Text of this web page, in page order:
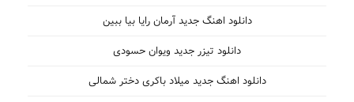
دانلود اهنگ جدید آرمان رایا بیا ببین
دانلود تیزر جدید ویوان حسودی
دانلود اهنگ جدید میلاد باکری دختر شمالی